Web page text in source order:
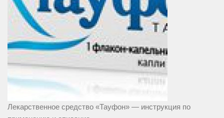
Лекарственное средство «Тауфон» — инструкция по